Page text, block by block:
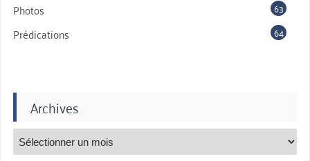
Photos 63
Prédications 64
Archives